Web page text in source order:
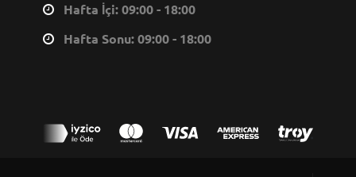
Hafta İçi: 09:00 - 18:00
Hafta Sonu: 09:00 - 18:00